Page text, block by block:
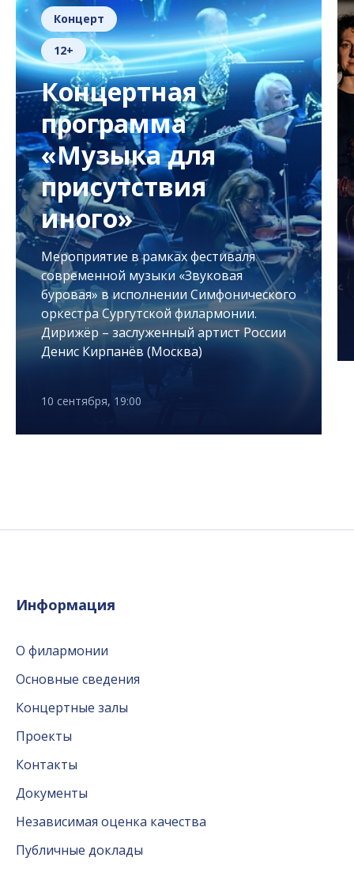
Концерт
12+
Концертная
программа
«Музыка для
присутствия
иного»
Мероприятие в рамках фестиваля
современной музыки «Звуковая
буровая» в исполнении Симфонического
оркестра Сургутской филармонии.
Дирижёр – заслуженный артист России
Денис Кирпанёв (Москва)
10 сентября, 19:00
Информация
О филармонии
Основные сведения
Концертные залы
Проекты
Контакты
Документы
Независимая оценка качества
Публичные доклады